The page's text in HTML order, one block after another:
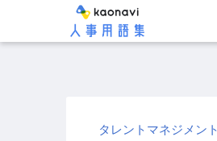
タレントマネジメン